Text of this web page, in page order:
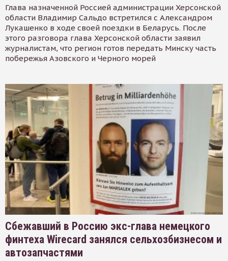
Глава назначенной Россией администрации Херсонской
области Владимир Сальдо встретился с Александром
Лукашенко в ходе своей поездки в Беларусь. После
этого разговора глава Херсонской области заявил
журналистам, что регион готов передать Минску часть
побережья Азовского и Черного морей
Сбежавший в Россию экс-глава немецкого
финтеха Wirecard занялся сельхозбизнесом и
автозапчастями